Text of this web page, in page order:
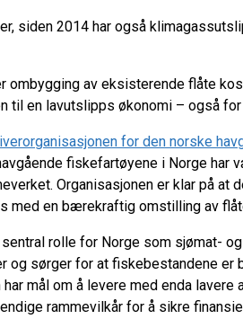
siden 2014 har også
ombygging av eksisterende flåte
til en lavutslipps økonomi – også
for den norske
fiskefartøyene i Norge har
Organisasjonen er klar på at
med en bærekraftig omstilling av
rolle for Norge som sjømat- og
og sørger for at fiskebestandene
mål om å levere med enda lavere
rammevilkår for å sikre